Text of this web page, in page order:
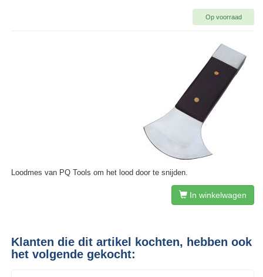
Op voorraad
Loodmes van PQ Tools om het lood door te snijden.
In winkelwagen
Klanten die dit artikel kochten, hebben ook
het volgende gekocht: